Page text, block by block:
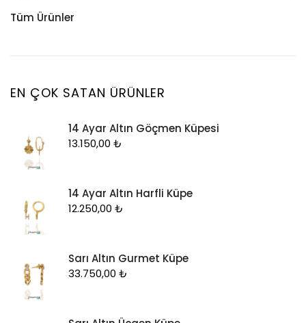
Künye
Künye
Bileklik
Küpe
Piercing
Şahmeran
Yüzük
Tüm Ürünler
EN ÇOK SATAN ÜRÜNLER
14 Ayar Altın Göçmen Küpesi
13.150,00 ₺
14 Ayar Altın Harfli Küpe
12.250,00 ₺
Sarı Altın Gurmet Küpe
33.750,00 ₺